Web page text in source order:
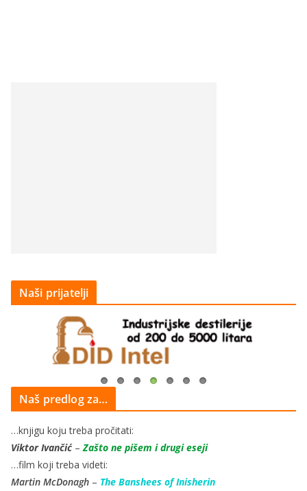
Naši prijatelji
Naš predlog za…
…knjigu koju treba pročitati:
Viktor Ivančić–Zašto ne pišem i drugi eseji
…film koji treba videti:
Martin McDonagh – The Banshees of Inisherin